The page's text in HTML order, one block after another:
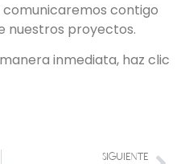
comunicaremos contigo
nuestros proyectos.
inmediata, haz clic
SIGUIENTE